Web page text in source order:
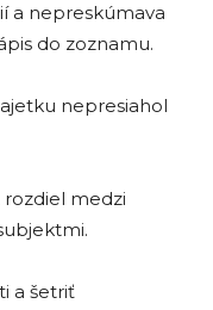
a nepreskúmava
do zoznamu.
nepresiahol
rozdiel medzi
a šetriť